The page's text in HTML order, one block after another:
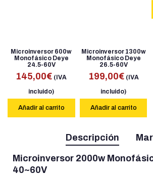
Microinversor 600w
Monofásico Deye
24.5-60V
145,00€ (IVA
incluido)
Añadir al carrito
Microinversor 1300w
Monofásico Deye
26.5-60V
199,00€ (IVA
incluido)
Añadir al carrito
Descripción
Microinversor 2000w
40~60V